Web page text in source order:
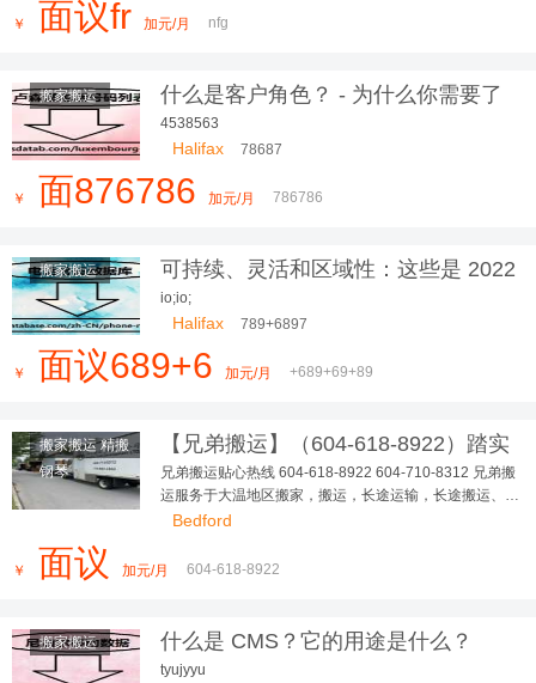
￥ 面议fr 加元/月 nfg
搬家搬运
什么是客户角色？ - 为什么你需要了
解你的
4538563
Halifax 78687
￥ 面876786 加元/月 786786
搬家搬运
可持续、灵活和区域性：这些是 2022
年最美的室内设计趋势
io;io;
Halifax 789+6897
￥ 面议689+6 加元/月 +689+69+89
搬家搬运 精搬
钢琴
【兄弟搬运】（604-618-8922）踏实
可靠，大小搬家，长短途...
兄弟搬运贴心热线 604-618-8922 604-710-8312 兄弟搬
运服务于大温地区搬家，搬运，长途运输，长途搬运、精
搬钢琴、垃圾清理、各种疑难搬运 多年，政府注册，有完
司有多台厢式货车，我们本着以德为本，以信为先，让您
Bedford
￥ 面议 加元/月 604-618-8922
搬家搬运 什么是 CMS？它的用途是什么？
tyujyyu